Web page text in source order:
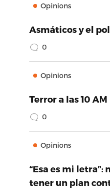
Opinions
Asmáticos y el
0
Opinions
Terror a las 10 AM
0
Opinions
“Esa es mi letra”:
tener un plan